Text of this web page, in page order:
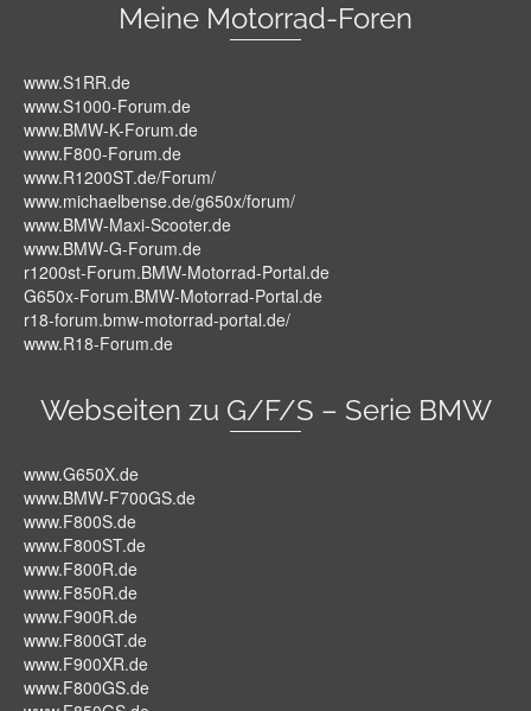
Meine Motorrad-Foren
www.S1RR.de
www.S1000-Forum.de
www.BMW-K-Forum.de
www.F800-Forum.de
www.R1200ST.de/Forum/
www.michaelbense.de/g650x/forum/
www.BMW-Maxi-Scooter.de
www.BMW-G-Forum.de
r1200st-Forum.BMW-Motorrad-Portal.de
G650x-Forum.BMW-Motorrad-Portal.de
r18-forum.bmw-motorrad-portal.de/
www.R18-Forum.de
Webseiten zu G/F/S – Serie BMW
www.G650X.de
www.BMW-F700GS.de
www.F800S.de
www.F800ST.de
www.F800R.de
www.F850R.de
www.F900R.de
www.F800GT.de
www.F900XR.de
www.F800GS.de